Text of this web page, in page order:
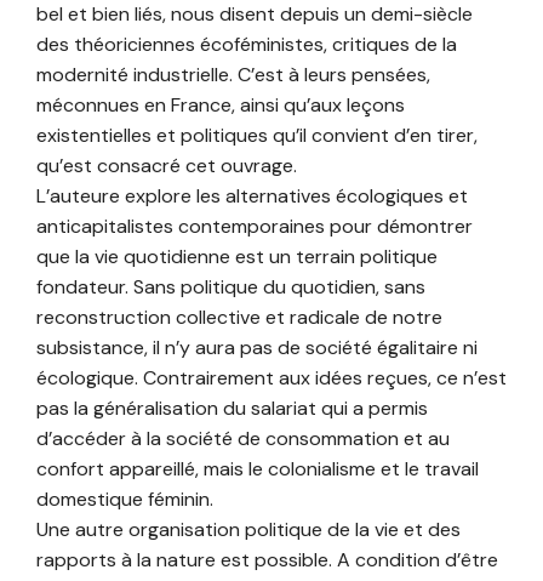
bel et bien liés, nous disent depuis un demi-siècle
des théoriciennes écoféministes, critiques de la
modernité industrielle. C’est à leurs pensées,
méconnues en France, ainsi qu’aux leçons
existentielles et politiques qu’il convient d’en tirer,
qu’est consacré cet ouvrage.
L’auteure explore les alternatives écologiques et
anticapitalistes contemporaines pour démontrer
que la vie quotidienne est un terrain politique
fondateur. Sans politique du quotidien, sans
reconstruction collective et radicale de notre
subsistance, il n’y aura pas de société égalitaire ni
écologique. Contrairement aux idées reçues, ce n’est
pas la généralisation du salariat qui a permis
d’accéder à la société de consommation et au
confort appareillé, mais le colonialisme et le travail
domestique féminin.
Une autre organisation politique de la vie et des
rapports à la nature est possible. A condition d’être